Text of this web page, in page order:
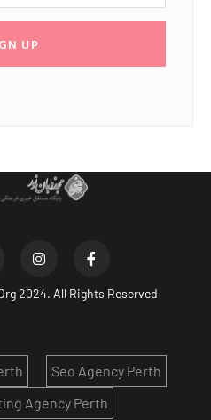
UP
2024. All Rights Reserved
Seo Agency Perth
Agency Perth